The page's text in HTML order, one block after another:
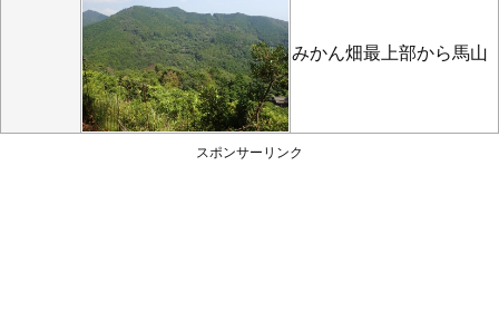
みかん畑最上部から馬山
スポンサーリンク